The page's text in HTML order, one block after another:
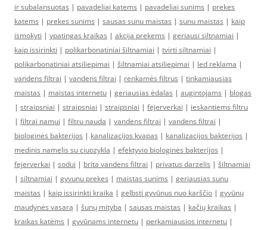
ir subalansuotas | pavadeliai katems | pavadeliai sunims | prekes
katems | prekes sunims | sausas sunu maistas | sunu maistas | kaip
ismokyti | ypatingas kraikas | akcija prekems | geriausi siltnamiai |
kaip issirinkti | polikarbonatiniai šiltnamiai | tvirti siltnamiai |
polikarbonatiniai atsiliepimai | šiltnamiai atsiliepimai | led reklama |
vandens filtrai | vandens filtrai | renkamės filtrus | tinkamiausias
maistas | maistas internetu | geriausias ėdalas | augintojams | blogas
| straipsniai | straipsniai | straipsniai | fejerverkai | ieskantiems filtru
| filtrai namui | filtru nauda | vandens filtrai | vandens filtrai |
biologinės bakterijos | kanalizacijos kvapas | kanalizacijos bakterijos |
medinis namelis su ciuozykla | efektyvio biologinės bakterijos |
fejerverkai | sodui | brita vandens filtrai | privatus darzelis | šiltnamiai
| siltnamiai | gyvunu prekes | maistas sunims | geriausias sunu
maistas | kaip issirinkti kraika | gelbsti gyvūnus nuo karščio | gyvūnų
maudynės vasarą | šunų mityba | sausas maistas | kačių kraikas |
kraikas katėms | gyvūnams internetu | perkamiausios internetu |